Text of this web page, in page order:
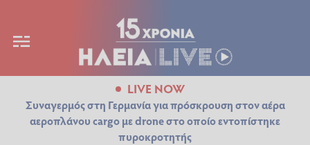
LIVE NOW
Συναγερμός στη Γερμανία για πρόσκρουση στον αέρα
αεροπλάνου cargo με drone στο οποίο εντοπίστηκε
πυροκροτητής